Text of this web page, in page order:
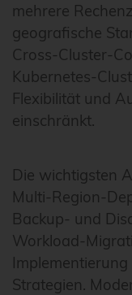
mehrere
geografische
Cross-Cluster-
Kubernetes-
Flexibilität und
einschränkt.
Die wichtigsten
Multi-Region-
Backup- und
Workload-
Strategien.